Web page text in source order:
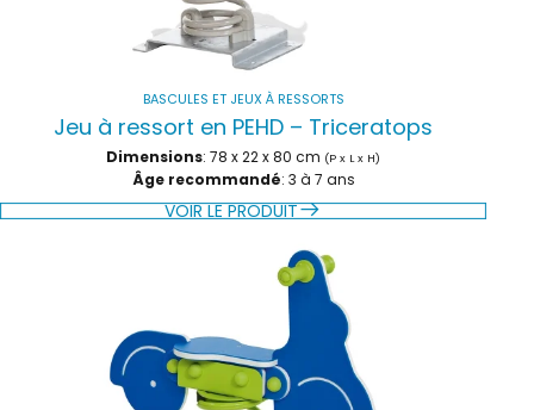
BASCULES ET JEUX À RESSORTS
Jeu à ressort en PEHD – Triceratops
Dimensions: 78 x 22 x 80 cm (P x L x H)
Âge recommandé: 3 à 7 ans
VOIR LE PRODUIT